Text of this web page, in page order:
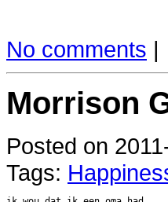
No comments |
Morrison
Posted on
Tags: